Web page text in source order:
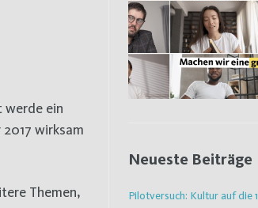
werde ein
wirksam
Themen,
Neueste Beiträge
Pilotversuch: Kultur auf die 1